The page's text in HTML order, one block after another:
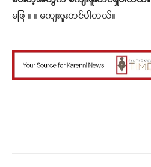
ဖြေ ။ ။ ကျေးဇူးတင်ပါတယ်။